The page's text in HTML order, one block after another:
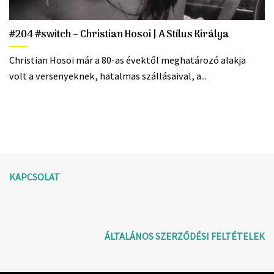
#204 #switch – Christian Hosoi | A Stílus Királya
Christian Hosoi már a 80-as évektől meghatározó alakja
volt a versenyeknek, hatalmas szállásaival, a...
KAPCSOLAT
ÁLTALÁNOS SZERZŐDÉSI FELTÉTELEK